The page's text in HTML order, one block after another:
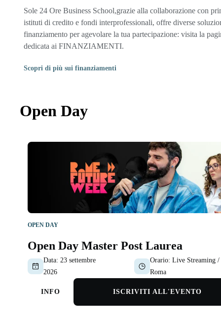
Sole 24 Ore Business School,grazie alla collaborazione con
istituti di credito e fondi interprofessionali, offre diverse
finanziamento per agevolare la tua partecipazione: visita la
dedicata ai FINANZIAMENTI.
Scopri di più sui finanziamenti
Open Day
OPEN DAY
Open Day Master Post Laurea
Data: 23 settembre
2026
Orario: Live Streaming /
Roma
INFO ISCRIVITI ALL'EVENTO